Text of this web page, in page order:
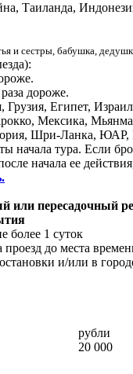
Таиланда,
и сестры, бабушка,
дороже.
Египет,
Мексика,
Шри-Ланка,
тура. Если
начала ее
.
или пересадочный
более 1 суток
до места
и/или в
рубли
20 000